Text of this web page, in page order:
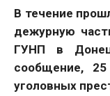
В течение
дежурную
ГУНП в
сообщение,
уголовных